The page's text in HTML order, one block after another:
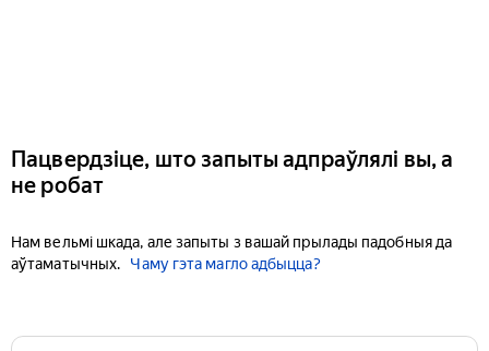
Пацвердзіце, што запыты адпраўлялі вы, а
не робат
Нам вельмі шкада, але запыты з вашай прылады падобныя да
аўтаматычных.
Чаму гэта магло адбыцца?